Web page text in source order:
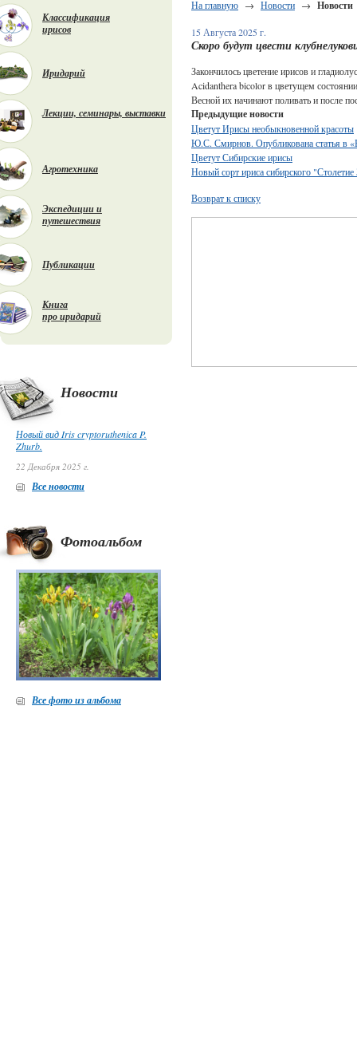
Классификация
ирисов
Иридарий
Лекции, семинары, выставки
Агротехника
Экспедиции и
путешествия
Публикации
Книга
про иридарий
Новости
Новый вид Iris cryptoruthenica P.
Zhurb.
22 Декабря 2025 г.
Все новости
Фотоальбом
Все фото из альбома
На главную → Новости → Новости
15 Августа 2025 г.
Скоро будут цвести
Закончилось цветение ирисов и
Acidanthera bicolor в цветущем
Весной их начинают поливать и после
Предыдущие новости
Цветут Ирисы необыкновенной красоты
Ю.С. Смирнов. Опубликована статья в
Цветут Сибирские ирисы
Новый сорт ириса сибирского "Столетие
Возврат к списку